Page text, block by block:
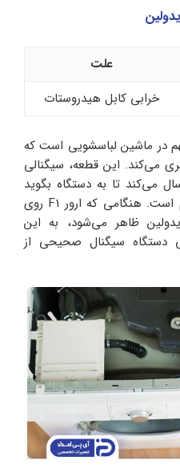
علت
خرابی کابل هیدروستات
در ماشین لباسشویی است که
می‌کند. این قطعه، سیگنالی
می‌کند تا به دستگاه بگوید
چه مقدار آب برای شستشو لازم است. هنگامی که ارور F1 روی
ظاهر می‌شود، به این
دستگاه سیگنال صحیحی از